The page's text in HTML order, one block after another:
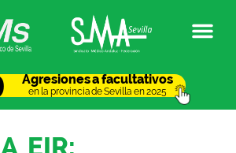
Agresiones a facultativos
en la provincia de Sevilla en 2025
EIR: